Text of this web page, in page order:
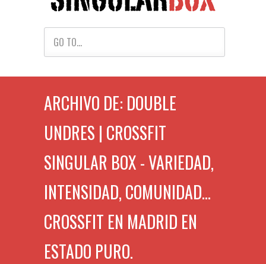
GO TO...
ARCHIVO DE: DOUBLE
UNDRES | CROSSFIT
SINGULAR BOX - VARIEDAD,
INTENSIDAD, COMUNIDAD...
CROSSFIT EN MADRID EN
ESTADO PURO.